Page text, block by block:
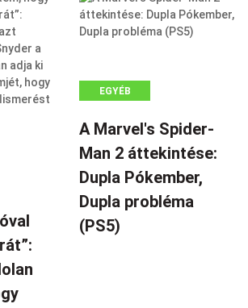
EGYÉB
A Marvel's Spider-
Man 2 áttekintése:
Dupla Pókember,
Dupla probléma
(PS5)